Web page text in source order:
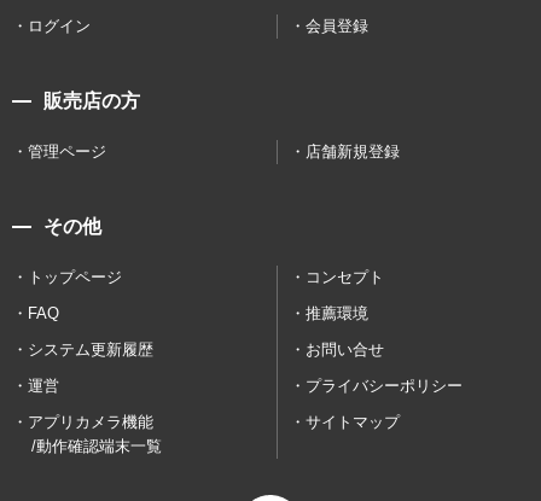
ログイン 会員登録
販売店の方
管理ページ 店舗新規登録
その他
トップページ
コンセプト
FAQ
推薦環境
システム更新履歴
お問い合せ
運営
プライバシーポリシー
アプリカメラ機能
/動作確認端末一覧
サイトマップ